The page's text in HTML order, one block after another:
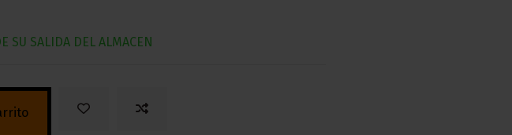
SU SALIDA DEL ALMACEN